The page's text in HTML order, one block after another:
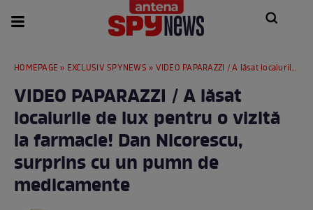
HOMEPAGE » EXCLUSIV SPYNEWS » VIDEO PAPARAZZI / A lăsat localurile de lux pentru o vizită la farmacie! Dan Nicorescu, surprins cu un pumn de medicamente
VIDEO PAPARAZZI / A lăsat
localurile de lux pentru o vizită
la farmacie! Dan Nicorescu,
surprins cu un pumn de
medicamente